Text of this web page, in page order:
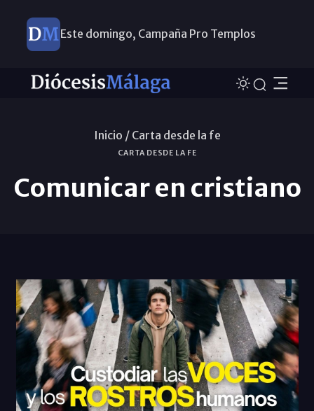
Este domingo, Campaña Pro Templos
Inicio / Carta desde la fe
CARTA DESDE LA FE
Comunicar en cristiano